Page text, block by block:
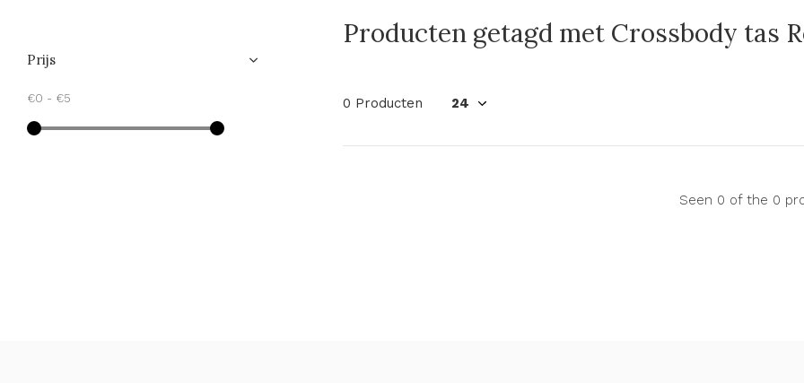
Producten getagd met Crossbody tas
0 Producten
Seen 0 of the 0
Prijs
€0 - €5